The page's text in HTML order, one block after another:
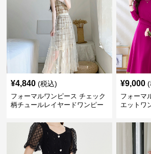
¥4,840 (税込)
フォーマルワンピース チェック
柄チュールレイヤードワンピー
¥9,000 (
フォーマ
エットワ